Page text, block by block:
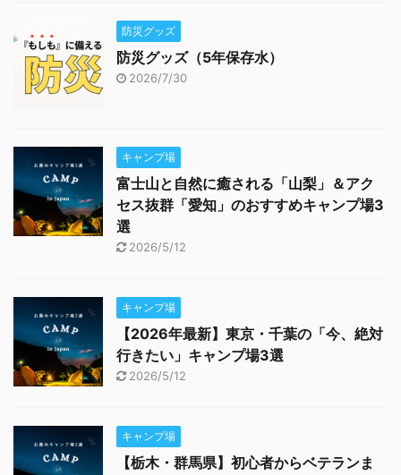
防災グッズ
防災グッズ（5年保存水）
2026/7/30
キャンプ場
富士山と自然に癒される「山梨」＆アク
セス抜群「愛知」のおすすめキャンプ場3
選
2026/5/12
キャンプ場
【2026年最新】東京・千葉の「今、絶対
行きたい」キャンプ場3選
2026/5/12
キャンプ場
【栃木・群馬県】初心者からベテランま